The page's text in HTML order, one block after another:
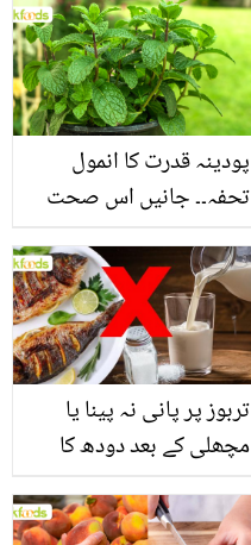
منرلز اور اینٹی آکسیڈنٹس
سے بھرپور اس سبزی کے
فائدے
پودینہ قدرت کا انمول
تحفہ۔۔ جانیں اس صحت
انگیز طبی فوائد
تربوز پر پانی نہ پینا یا
مچھلی کے بعد دودھ کا
سے متعلق غلط فہمیوں کی